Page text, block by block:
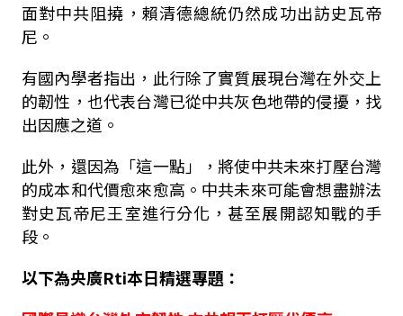
面對中共阻撓，賴清德總統仍然成功出訪史瓦帝
尼。
有國內學者指出，此行除了實質展現台灣在外交上
的韌性，也代表台灣已從中共灰色地帶的侵擾，找
出因應之道。
此外，還因為「這一點」，將使中共未來打壓台灣
的成本和代價愈來愈高。中共未來可能會想盡辦法
對史瓦帝尼王室進行分化，甚至展開認知戰的手
段。
以下為央廣Rti本日精選專題：